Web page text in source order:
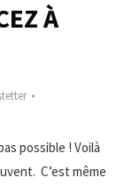
À
possible ! Voilà
C’est même